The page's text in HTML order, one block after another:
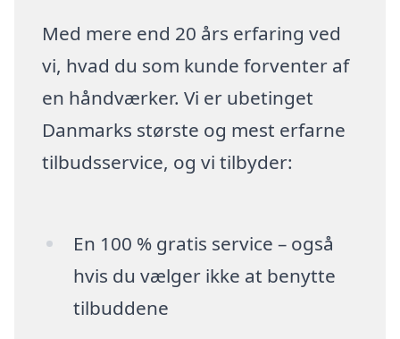
Med mere end 20 års erfaring ved
vi, hvad du som kunde forventer af
en håndværker. Vi er ubetinget
Danmarks største og mest erfarne
tilbudsservice, og vi tilbyder:
En 100 % gratis service – også
hvis du vælger ikke at benytte
tilbuddene